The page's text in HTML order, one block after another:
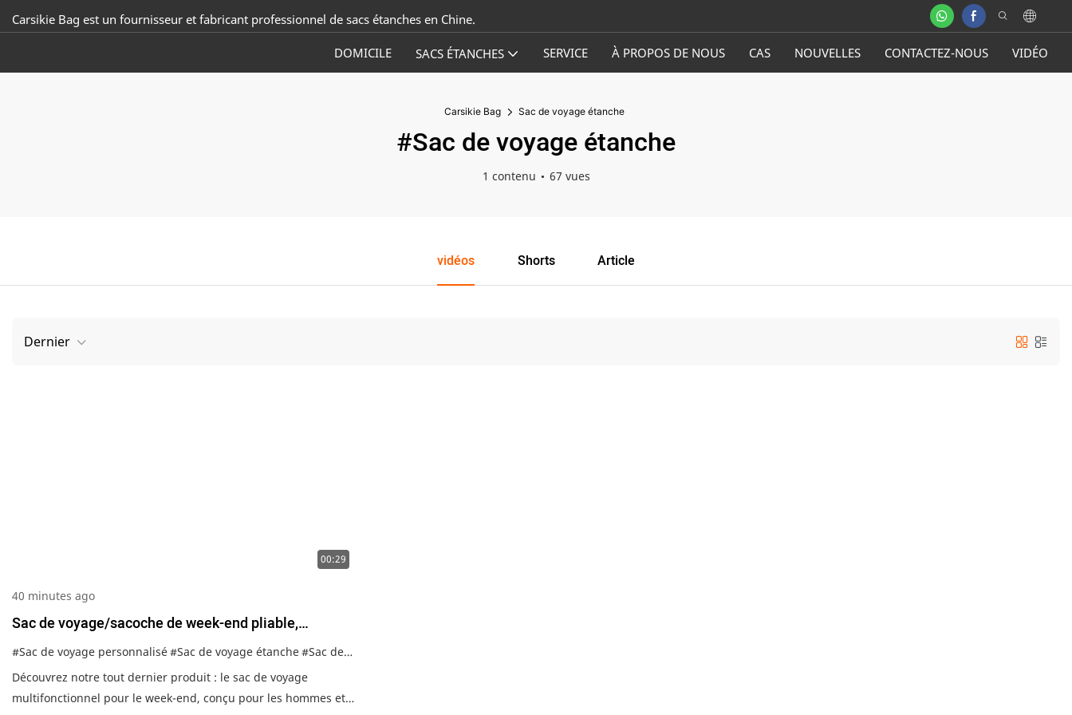
Carsikie Bag est un fournisseur et fabricant professionnel de sacs étanches en Chine.
DOMICILE SACS ÉTANCHES SERVICE À PROPOS DE NOUS CAS NOUVELLES CONTACTEZ-NOUS VIDÉO
Carsikie Bag Sac de voyage étanche
#Sac de voyage étanche
1 contenu 67 vues
vidéos Shorts Article
Dernier
00:29
40 minutes ago
Sac de voyage/sacoche de week-end pliable,
transparent et imperméable, avec logo personnalisé,
idéal pour la salle de sport ou les voyages.
#Sac de voyage personnalisé#Sac de voyage étanche#Sac de voyage sport
Découvrez notre tout dernier produit : le sac de voyage
multifonctionnel pour le week-end, conçu pour les hommes et